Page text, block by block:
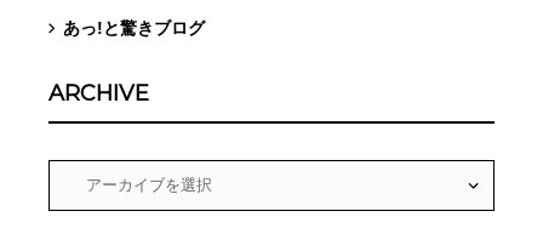
あっ!と驚きブログ
ARCHIVE